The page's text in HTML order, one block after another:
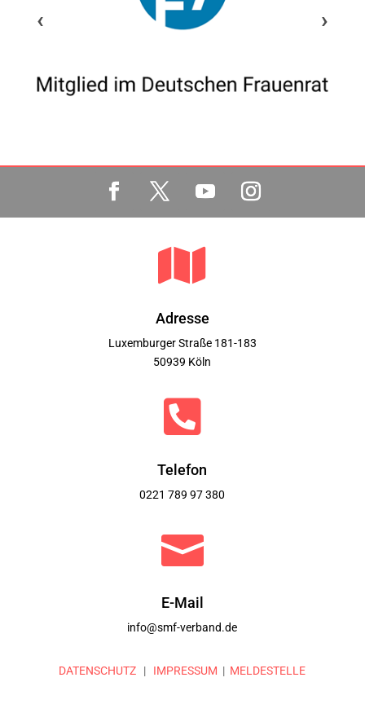
‹ ›

Adresse
Luxemburger Straße 181-183
50939 Köln

Telefon
0221 789 97 380

E-Mail
info@smf-verband.de
DATENSCHUTZ | IMPRESSUM | MELDESTELLE